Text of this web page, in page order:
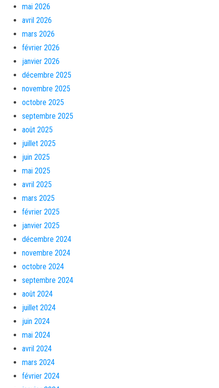
mai 2026
avril 2026
mars 2026
février 2026
janvier 2026
décembre 2025
novembre 2025
octobre 2025
septembre 2025
août 2025
juillet 2025
juin 2025
mai 2025
avril 2025
mars 2025
février 2025
janvier 2025
décembre 2024
novembre 2024
octobre 2024
septembre 2024
août 2024
juillet 2024
juin 2024
mai 2024
avril 2024
mars 2024
février 2024